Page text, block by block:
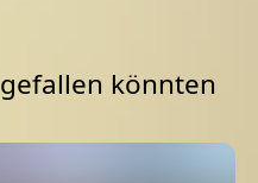
könnten